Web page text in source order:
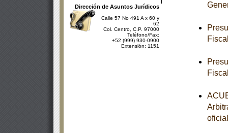
Dirección de Asuntos Jurídicos
Calle 57 No 491 A x 60 y
62
Col. Centro, C.P. 97000
Teléfono/Fax:
+52 (999) 930-0900
Extensión: 1151